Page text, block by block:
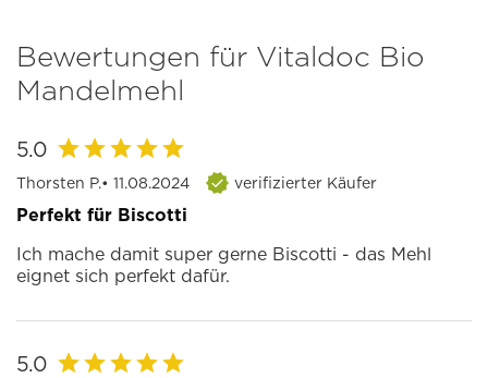
Bewertungen für Vitaldoc Bio
Mandelmehl
5.0
Thorsten P.• 11.08.2024 verifizierter Käufer
Perfekt für Biscotti
Ich mache damit super gerne Biscotti - das Mehl
eignet sich perfekt dafür.
5.0